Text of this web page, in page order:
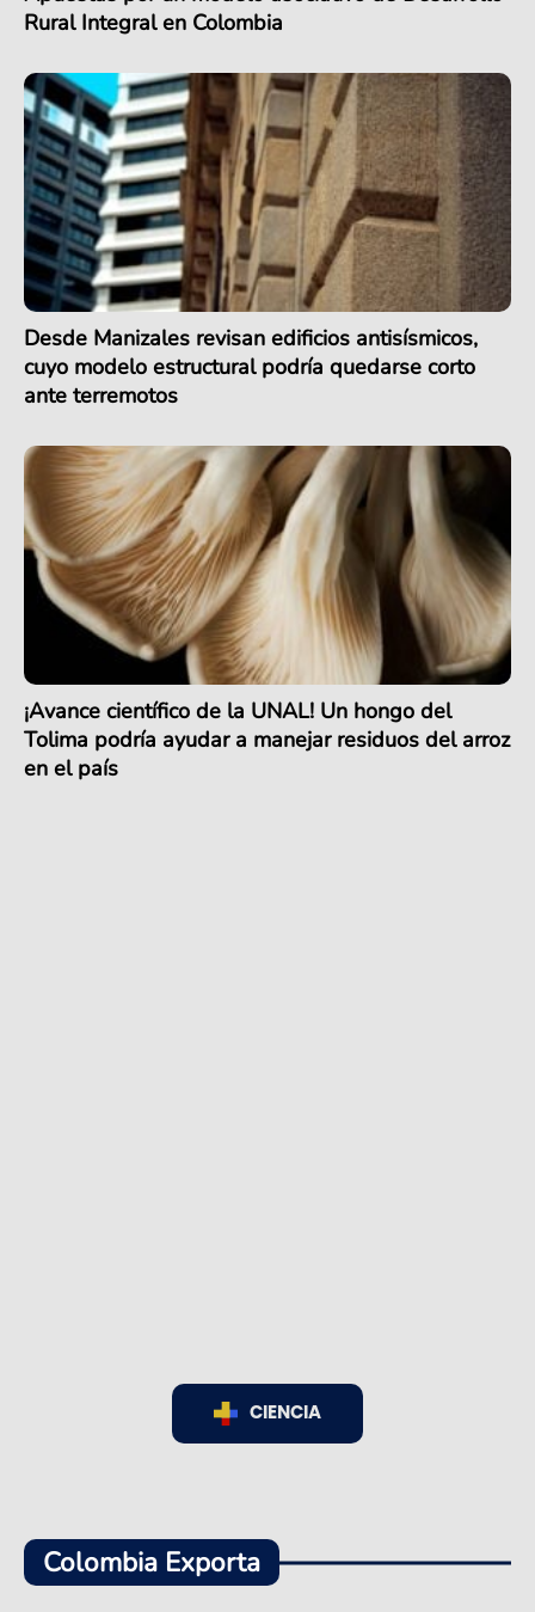
Rural Integral en Colombia
Desde Manizales revisan edificios antisísmicos,
cuyo modelo estructural podría quedarse corto
ante terremotos
¡Avance científico de la UNAL! Un hongo del
Tolima podría ayudar a manejar residuos del arroz
en el país
CIENCIA
Colombia Exporta